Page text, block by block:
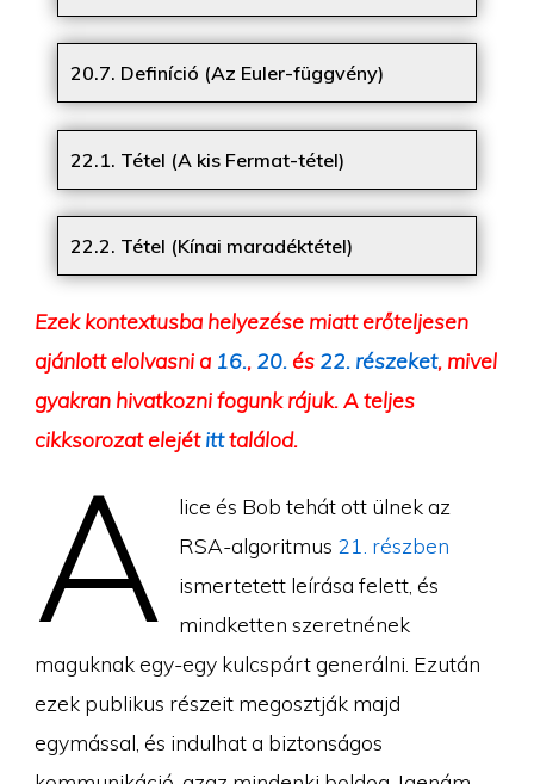
20.7. Definíció (Az Euler-függvény)
22.1. Tétel (A kis Fermat-tétel)
22.2. Tétel (Kínai maradéktétel)
Ezek kontextusba helyezése miatt erőteljesen
ajánlott elolvasni a 16., 20.és 22. részeket, mivel
gyakran hivatkozni fogunk rájuk. A teljes
cikksorozat elejétitttalálod.
A
lice és Bob tehát ott ülnek az
RSA-algoritmus 21. részben
ismertetett leírása felett, és
mindketten szeretnének
maguknak egy-egy kulcspárt generálni. Ezután
ezek publikus részeit megosztják majd
egymással, és indulhat a biztonságos